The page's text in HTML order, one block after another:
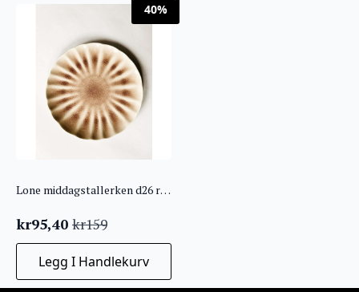
40%
Lone middagstallerken d26 rosa
kr159
Opprinnelig
pris
var:
kr159.
kr95,40
Nåværende
pris
kr95,40.
Legg I Handlekurv